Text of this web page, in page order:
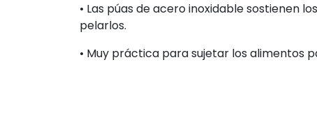
• Las púas de acero inoxidable sostienen
pelarlos.
• Muy práctica para sujetar los alimentos